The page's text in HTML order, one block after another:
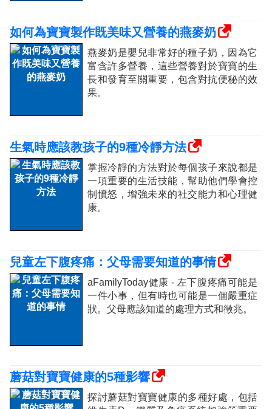
如何為寶寶製作既美味又營養的燕麥奶
燕麥奶是嬰兒非常好的種子奶，因為它
富含許多營養，這些營養對於寶寶的生
長和發育至關重要，包含對抗便秘的效
果。
生氣時應該教孩子的9種冷靜方法
掌握冷靜的方法對於每個孩子來說都是
一項重要的生活技能，幫助他們學會控
制憤怒，增強未來的社交能力和心理健
康。
兒童左下腹疼痛：父母需要知道的事情
aFamilyToday健康 - 左下腹疼痛可能是
一件小事，但有時也可能是一個嚴重症
狀。父母應該知道的處理方式和徵兆。
蘑菇對寶寶健康的5種影響
探討蘑菇對寶寶健康的多種好處，包括